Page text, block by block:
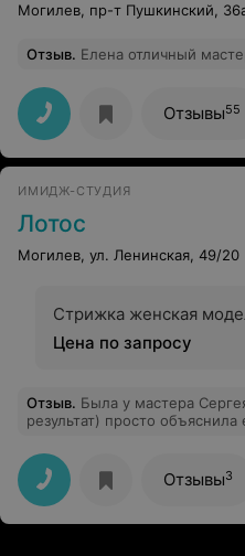
Могилев, пр-т Пушкинский,
Отзыв. Елена отличный
Отзывы55
ИМИДЖ-СТУДИЯ
Лотос
Могилев, ул. Ленинская, 49/20
Стрижка женская
Цена по запросу
Отзыв. Была у мастера
результат) просто
отличии от тех
шаг)
Отзывы3